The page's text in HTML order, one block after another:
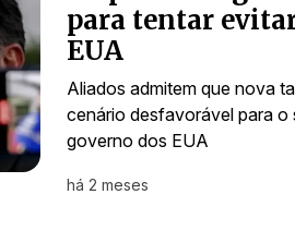
para tentar
EUA
Aliados admitem que nova
cenário desfavorável para o
governo dos EUA
há 2 meses